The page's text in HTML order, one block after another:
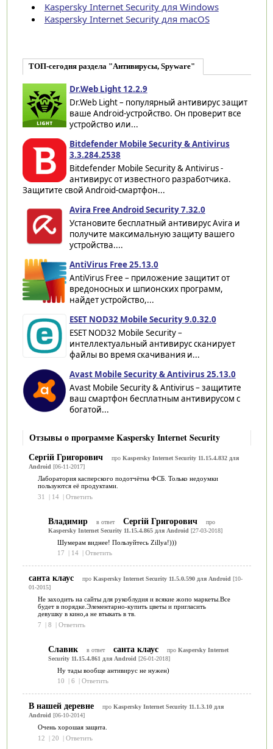
Kaspersky Internet Security для Windows
Kaspersky Internet Security для macOS
ТОП-сегодня раздела "Антивирусы, Spyware"
Dr.Web Light 12.2.9
Dr.Web Light – популярный антивирус защит
ваше Android-устройство. Он проверит все
устройство или...
Bitdefender Mobile Security & Antivirus
3.3.284.2538
Bitdefender Mobile Security & Antivirus -
антивирус от известного разработчика.
Защитите свой Android-смартфон...
Avira Free Android Security 7.32.0
Установите бесплатный антивирус Avira и
получите максимальную защиту вашего
устройства....
AntiVirus Free 25.13.0
AntiVirus Free – приложение защитит от
вредоносных и шпионских программ,
найдет устройство,...
ESET NOD32 Mobile Security 9.0.32.0
ESET NOD32 Mobile Security –
интеллектуальный антивирус сканирует
файлы во время скачивания и...
Avast Mobile Security & Antivirus 25.13.0
Avast Mobile Security & Antivirus – защитите
ваш смартфон бесплатным антивирусом с
богатой...
Отзывы о программе Kaspersky Internet Security
Сергій Григорович
про Kaspersky Internet Security 11.15.4.832 для
Android[06-11-2017]
Лаборатория касперского подотчётна ФСБ. Только недоумки
пользуются её продуктами.
31
| 14 | Ответить
Владимир в ответ Сергій Григорович
про
Kaspersky Internet Security 11.15.4.865 для Android [27-03-2018]
Шумерам виднее! Пользуйтесь Zillya!)))
17
14 Ответить
санта клаус про Kaspersky Internet Security 11.5.0.590 для Android[10-
01-2015]
Не заходить на сайты для рукоблудия и всякие жопо маркеты.Все
будет в порядке.Элементарно-купить цветы и пригласить
девушку в кино,а не втыкать в тв.
7
| 8 | Ответить
Славик в ответ санта клаус про Kaspersky Internet
Security 11.15.4.861 для Android [26-01-2018]
Ну тады вообще антивирус не нужен)
10
6 Ответить
В нашей деревне про Kaspersky Internet Security 11.1.3.10 для
Android[06-10-2014]
Очень хорошая защита.
12
| 20 | Ответить